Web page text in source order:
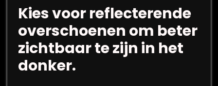
Kies voor reflecterende
overschoenen om beter
zichtbaar te zijn in het
donker.